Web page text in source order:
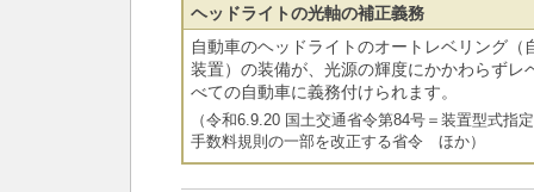
ヘッドライトの光軸の補正義務
自動車のヘッドライトのオートレベリング（
装置）の装備が、光源の輝度にかかわらずレ
べての自動車に義務付けられます。
（令和6.9.20 国土交通省令第84号＝装置型式指
手数料規則の一部を改正する省令 ほか）